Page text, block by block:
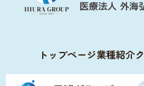
トップページ業種紹介